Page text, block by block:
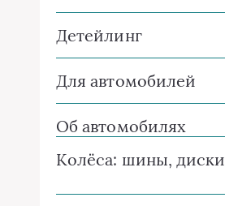
Детейлинг
Для автомобилей
Об автомобилях
Колёса: шины, диски